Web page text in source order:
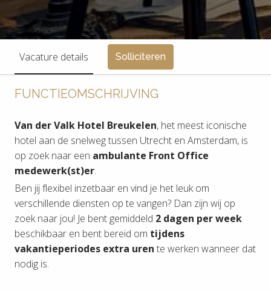
Vacature details Solliciteren
FUNCTIEOMSCHRIJVING
Van der Valk Hotel Breukelen, het meest iconische
hotel aan de snelweg tussen Utrecht en Amsterdam, is
op zoek naar een ambulante Front Office
medewerk(st)er.
Ben jij flexibel inzetbaar en vind je het leuk om
verschillende diensten op te vangen? Dan zijn wij op
zoek naar jou! Je bent gemiddeld 2 dagen per week
beschikbaar en bent bereid om tijdens
vakantieperiodes extra uren te werken wanneer dat
nodig is.